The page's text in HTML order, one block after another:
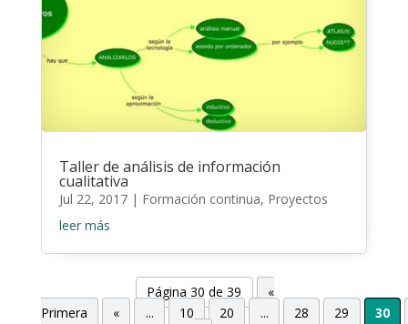
Taller de análisis de información
cualitativa
Jul 22, 2017| Formación continua, Proyectos
leer más
Página 30 de 39
«
Primera
« ... 10 20 ... 28 29
30